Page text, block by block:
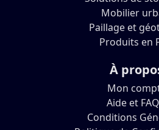
Mobilier
Paillage et
Produits en
À
Mon
Aide et
Conditions